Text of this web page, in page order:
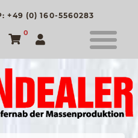
+49 (0) 160-5560283
0